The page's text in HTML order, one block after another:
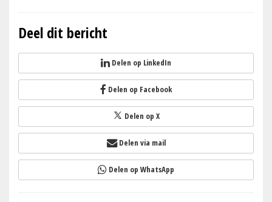
Deel dit bericht
Delen op LinkedIn
Delen op Facebook
Delen op X
Delen via mail
Delen op WhatsApp